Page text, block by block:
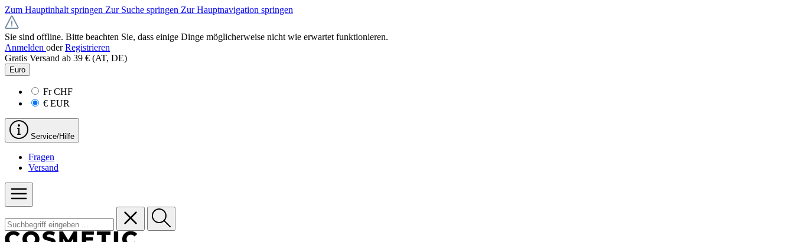
Zum Hauptinhalt springen Zur Suche springen Zur Hauptnavigation springen
Sie sind offline. Bitte beachten Sie, dass einige Dinge möglicherweise nicht wie erwartet funktionieren.
Anmelden oder Registrieren
Gratis Versand ab 39 € (AT, DE)
Euro
FrCHF
€ EUR
Service/Hilfe
Fragen
Versand